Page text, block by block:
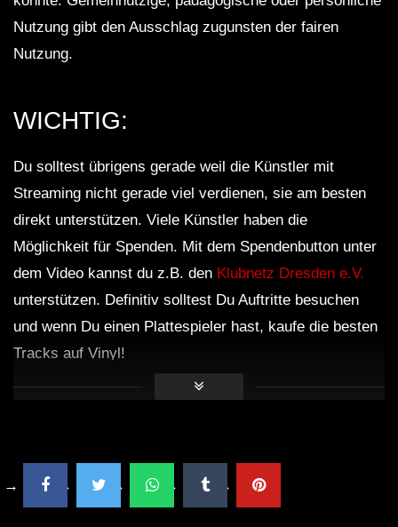
Nutzung gibt den Ausschlag zugunsten der fairen
Nutzung.
WICHTIG:
Du solltest übrigens gerade weil die Künstler mit
Streaming nicht gerade viel verdienen, sie am besten
direkt unterstützen. Viele Künstler haben die
Möglichkeit für Spenden. Mit dem Spendenbutton unter
dem Video kannst du z.B. den Klubnetz Dresden e.V.
unterstützen. Definitiv solltest Du Auftritte besuchen
und wenn Du einen Plattespieler hast, kaufe die besten
Tracks auf Vinyl!